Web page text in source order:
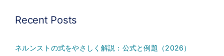
Recent Posts
ネルンストの式をやさしく解説：公式と例題（2026）